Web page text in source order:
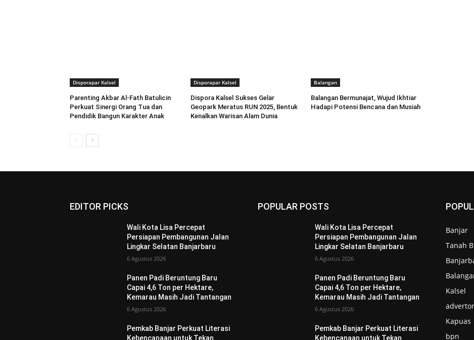
Disporapar Kalsel
Parenting Akbar Al-Fath Batulicin
Perkuat Sinergi Orang Tua dan
Pendidik Bangun Karakter Anak
Disporapar Kalsel
Dispora Kalsel Sukses Gelar
Geopark Meratus RUN 2025, Bentuk
Kenalkan Warisan Alam Dunia
Balangan
Balangan Bermunajat, Wujud Ikhtiar
Hadapi Potensi Bencana dan Musiah
EDITOR PICKS
Wali Kota Lisa Percepat
Persiapan Pembangunan Jalan
Lingkar Selatan Banjarbaru
6 Agustus 2026
Panen Padi Beruntung Baru
Capai 4,6 Ton per Hektare,
Kemarau Masih Jadi Tantangan
6 Agustus 2026
Pemkab Banjar Perkuat Literasi
Kebencanaan untuk Tekan
POPULAR POSTS
Wali Kota Lisa Percepat
Persiapan Pembangunan Jalan
Lingkar Selatan Banjarbaru
6 Agustus 2026
Panen Padi Beruntung Baru
Capai 4,6 Ton per Hektare,
Kemarau Masih Jadi Tantangan
6 Agustus 2026
Pemkab Banjar Perkuat Literasi
Kebencanaan untuk Tekan
Banjar
Tanah
Kalsel
Kapuas
bpn